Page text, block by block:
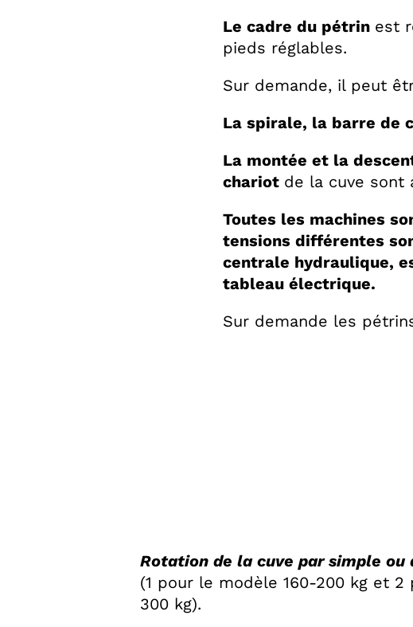
Le cadre du pétrin est
pieds réglables.
Sur demande, il peut
La spirale, la barre de
La montée et la
chariot de la cuve sont
Toutes les machines
tensions différentes
centrale hydraulique,
table­au électrique.
Sur demande les
Rotation de la cuve par simple
(1 pour le modèle 160-200 kg et
300 kg).